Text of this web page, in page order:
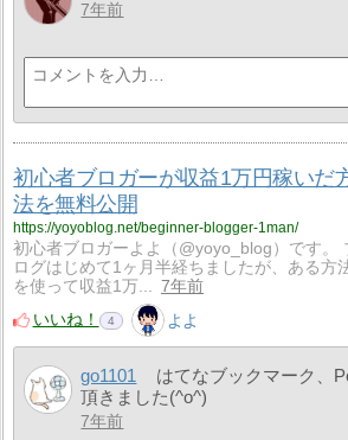
7年前
初心者ブロガーが収益1万円稼いだ
法を無料公開
https://yoyoblog.net/beginner-blogger-1man/
初心者ブロガーよよ（@yoyo_blog）です。
ログはじめて1ヶ月半経ちましたが、ある方
を使って収益1万... 7年前
いいね！
4 よよ
go1101
はてなブックマーク、
頂きました(^o^)
7年前